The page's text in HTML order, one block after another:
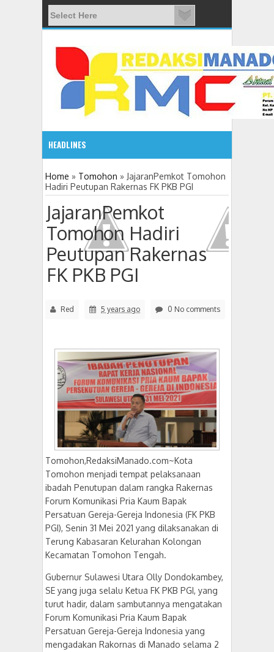
HEADLINES
12:37 PM
Home » Tomohon » JajaranPemkot Tomohon
Hadiri Peutupan Rakernas FK PKB PGI
JajaranPemkot
Tomohon Hadiri
Peutupan Rakernas
FK PKB PGI
Red 5 years ago 0 No comments
Tomohon,RedaksiManado.com~Kota
Tomohon menjadi tempat pelaksanaan
ibadah Penutupan dalam rangka Rakernas
Forum Komunikasi Pria Kaum Bapak
Persatuan Gereja-Gereja Indonesia (FK PKB
PGI), Senin 31 Mei 2021 yang dilaksanakan di
Terung Kabasaran Kelurahan Kolongan
Kecamatan Tomohon Tengah.
Gubernur Sulawesi Utara Olly Dondokambey,
SE yang juga selalu Ketua FK PKB PGI, yang
turut hadir, dalam sambutannya mengatakan
Forum Komunikasi Pria Kaum Bapak
Persatuan Gereja-Gereja Indonesia yang
mengadakan Rakornas di Manado selama 2